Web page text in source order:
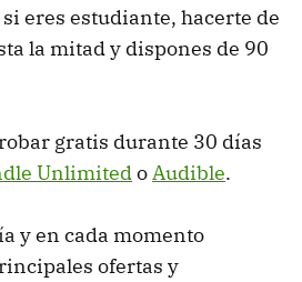
eres estudiante, hacerte de
la mitad y dispones de 90
gratis durante 30 días
UnlimitedoAudible.
y en cada momento
ofertas y